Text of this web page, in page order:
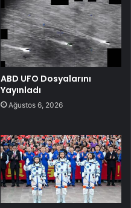
ABD UFO Dosyalarını
Yayınladı
Ağustos 6, 2026